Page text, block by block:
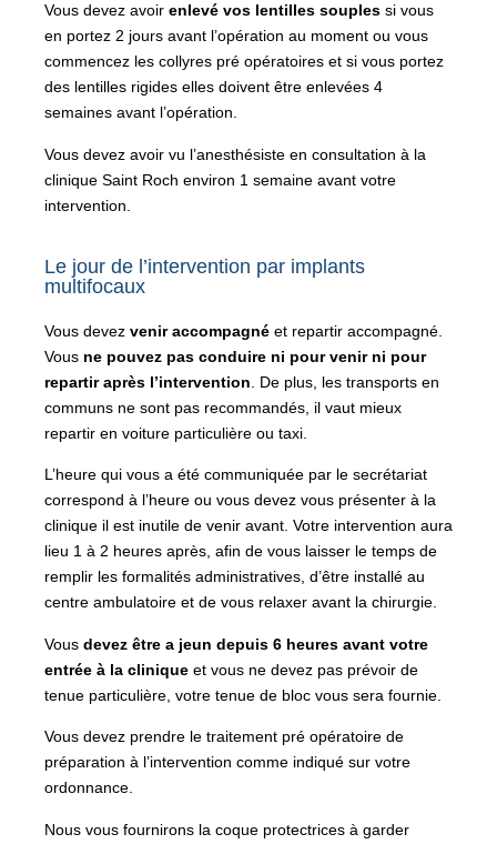
Vous devez avoir enlevé vos lentilles souples si vous
en portez 2 jours avant l’opération au moment ou vous
commencez les collyres pré opératoires et si vous portez
des lentilles rigides elles doivent être enlevées 4
semaines avant l’opération.
Vous devez avoir vu l’anesthésiste en consultation à la
clinique Saint Roch environ 1 semaine avant votre
intervention.
Le jour de l’intervention par implants
multifocaux
Vous devez venir accompagné et repartir accompagné.
Vous ne pouvez pas conduire ni pour venir ni pour
repartir après l’intervention . De plus, les transports en
communs ne sont pas recommandés, il vaut mieux
repartir en voiture particulière ou taxi.
L’heure qui vous a été communiquée par le secrétariat
correspond à l’heure ou vous devez vous présenter à la
clinique il est inutile de venir avant. Votre intervention aura
lieu 1 à 2 heures après, afin de vous laisser le temps de
remplir les formalités administratives, d’être installé au
centre ambulatoire et de vous relaxer avant la chirurgie.
Vous devez être a jeun depuis 6 heures avant votre
entrée à la clinique et vous ne devez pas prévoir de
tenue particulière, votre tenue de bloc vous sera fournie.
Vous devez prendre le traitement pré opératoire de
préparation à l’intervention comme indiqué sur votre
ordonnance.
Nous vous fournirons la coque protectrices à garder